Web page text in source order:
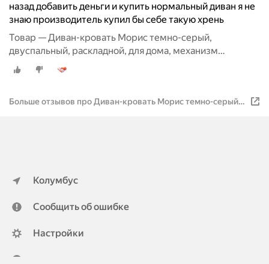
назад добавить деньги и купить нормальный диван я не
знаю производитель купил бы себе такую хрень
Товар — Диван-кровать Морис темно-серый,
двуспальный, раскладной, для дома, механизм
Еврокнижка Divan24
Больше отзывов про Диван-кровать Морис темно-серый,
Колумбус
Сообщить об ошибке
Настройки